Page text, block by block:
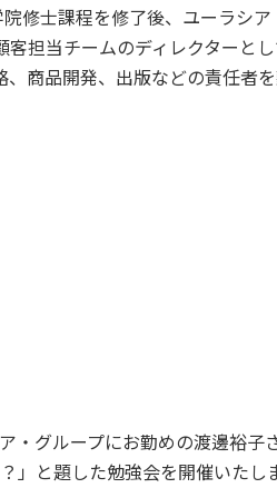
修士課程を修了後、ユーラシア
担当チームのディレクターと
商品開発、出版などの責任者を
・グループにお勤めの渡邊裕子
と題した勉強会を開催いたし